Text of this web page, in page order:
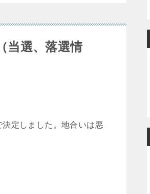
当選、落選情
定しました。地合いは悪